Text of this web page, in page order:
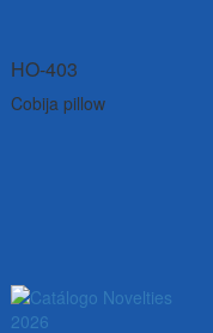
HO-403
Cobija pillow